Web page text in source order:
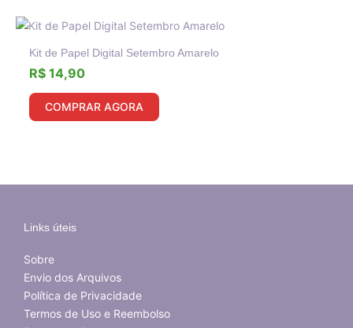
Kit de Papel Digital Setembro Amarelo
R$14,90
COMPRAR AGORA
Links úteis
Sobre
Envio dos Arquivos
Política de Privacidade
Termos de Uso e Reembolso